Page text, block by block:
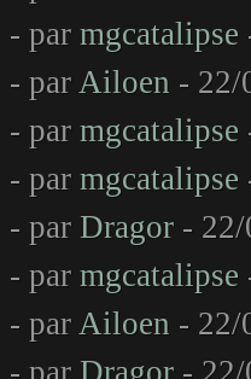
- par mgcatalipse
- par Ailoen - 22/
- par mgcatalipse
- par mgcatalipse
- par Dragor -
- par mgcatalipse
- par Ailoen - 22/
- par Dragor -